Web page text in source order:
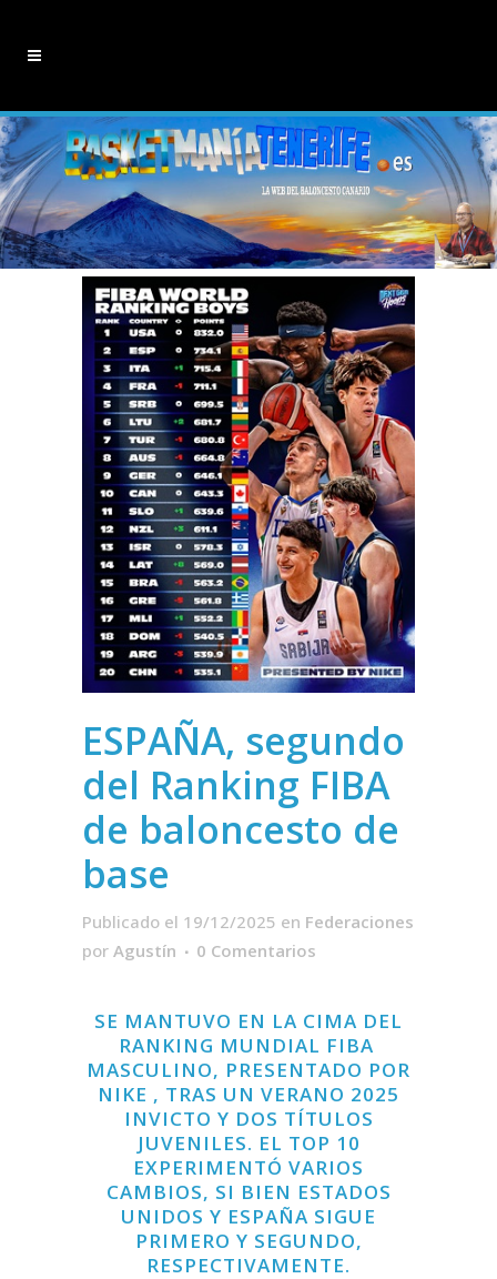
ESPAÑA, segundo
del Ranking FIBA
de baloncesto de
base
Publicado el 19/12/2025 en Federaciones
por Agustín 0 Comentarios
SE MANTUVO EN LA CIMA DEL
RANKING MUNDIAL FIBA ​​
MASCULINO, PRESENTADO POR
NIKE , TRAS UN VERANO 2025
INVICTO Y DOS TÍTULOS
JUVENILES. EL TOP 10
EXPERIMENTÓ VARIOS
CAMBIOS, SI BIEN ESTADOS
UNIDOS Y ESPAÑA SIGUE
PRIMERO Y SEGUNDO,
RESPECTIVAMENTE.